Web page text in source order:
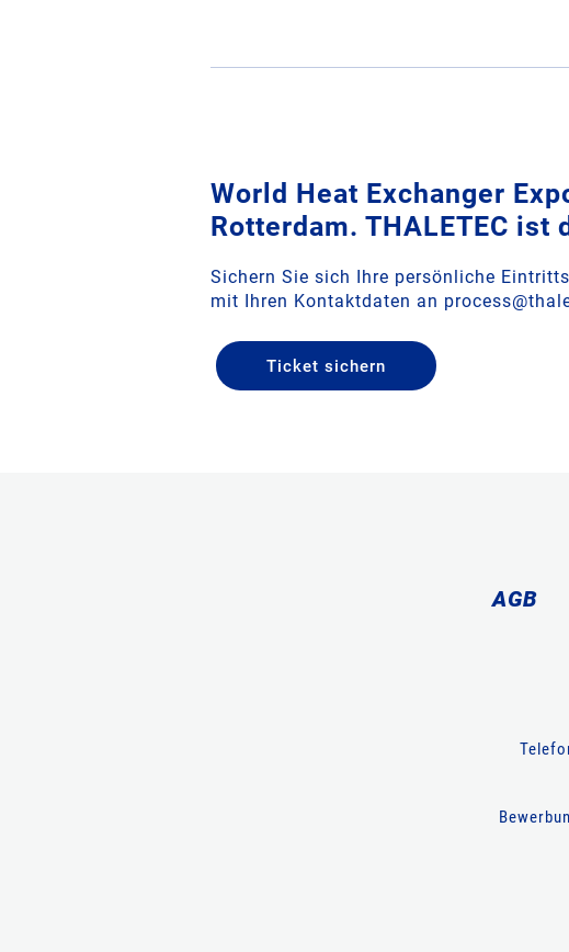
World Heat Exchanger
Rotterdam. THALETEC ist
Sichern Sie sich Ihre persönliche
mit Ihren Kontaktdaten an
Ticket sichern
AGB